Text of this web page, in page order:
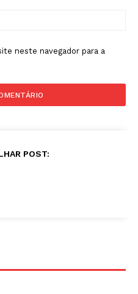
neste navegador para a
POST: